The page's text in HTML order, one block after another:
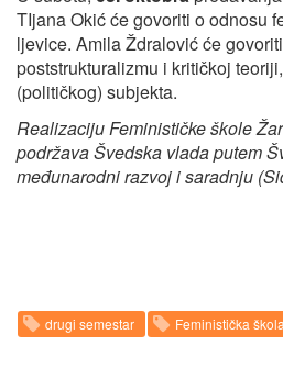
TIjana Okić će govoriti o odnosu
ljevice. Amila Ždralović će
poststrukturalizmu i kritičkoj
(političkog) subjekta.
Realizaciju Feminističke škole
podržava Švedska vlada putem
međunarodni razvoj i saradnju
drugi semestar Feministička